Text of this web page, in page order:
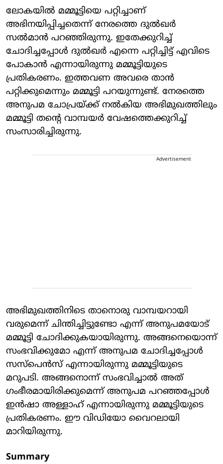
ലോകയില്‍ മമ്മൂട്ടിയെ പറ്റിച്ചാണ്
അഭിനയിപ്പിച്ചതെന്ന് നേരത്തെ ദുല്‍ഖര്‍
സല്‍മാന്‍ പറഞ്ഞിരുന്നു. ഇതേക്കുറിച്ച്
ചോദിച്ചപ്പോള്‍ ദുല്‍ഖര്‍ എന്നെ പറ്റിച്ചിട്ട് എവിടെ
പോകാന്‍ എന്നായിരുന്നു മമ്മൂട്ടിയുടെ
പ്രതികരണം. ഇത്തവണ അവരെ താന്‍
പറ്റിക്കുമെന്നും മമ്മൂട്ടി പറയുന്നുണ്ട്. നേരത്തെ
അനുപമ ചോപ്രയ്ക്ക് നല്‍കിയ അഭിമുഖത്തിലും
മമ്മൂട്ടി തന്റെ വാമ്പയര്‍ വേഷത്തെക്കുറിച്ച്
സംസാരിച്ചിരുന്നു.
Advertisement
അഭിമുഖത്തിനിടെ താനൊരു വാമ്പയറായി
വരുമെന്ന് ചിന്തിച്ചിട്ടുണ്ടോ എന്ന് അനുപമയോട്
മമ്മൂട്ടി ചോദിക്കുകയായിരുന്നു. അങ്ങനെയൊന്ന്
സംഭവിക്കുമോ എന്ന് അനുപമ ചോദിച്ചപ്പോള്‍
സസ്പെന്‍സ് എന്നായിരുന്നു മമ്മൂട്ടിയുടെ
മറുപടി. അങ്ങനൊന്ന് സംഭവിച്ചാല്‍ അത്
ഗംഭീരമായിരിക്കുമെന്ന് അനുപമ പറഞ്ഞപ്പോള്‍
ഇന്‍ഷാ അള്ളാഹ് എന്നായിരുന്നു മമ്മൂട്ടിയുടെ
പ്രതികരണം. ഈ വിഡിയോ വൈറലായി
മാറിയിരുന്നു.
Summary